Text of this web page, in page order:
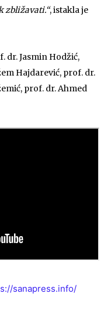
zbližavati.“, istakla je
dr. Jasmin Hodžić,
Hajdarević, prof. dr.
prof. dr. Ahmed
sanapress.info/